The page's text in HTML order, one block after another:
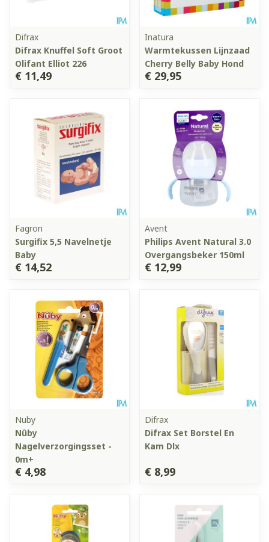
Difrax
Difrax Knuffel Soft Groot
Olifant Elliot 226
€ 11,49
Inatura
Warmtekussen Lijnzaad
Cherry Belly Baby Hond
€ 29,95
Fagron
Surgifix 5,5 Navelnetje
Baby
€ 14,52
Avent
Philips Avent Natural 3.0
Overgangsbeker 150ml
€ 12,99
Nuby
Nûby
Nagelverzorgingsset -
0m+
€ 4,98
Difrax
Difrax Set Borstel En
Kam Dlx
€ 8,99